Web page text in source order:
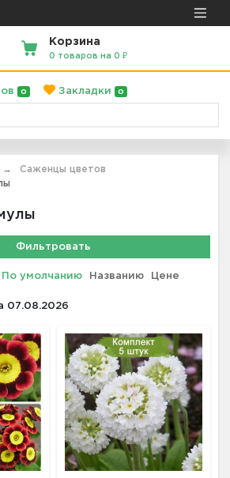
Корзина
0 товаров на 0 ₽
0 Закладки 0
Саженцы цветов
Фильтровать
По умолчанию Названию
Цене
07.08.2026